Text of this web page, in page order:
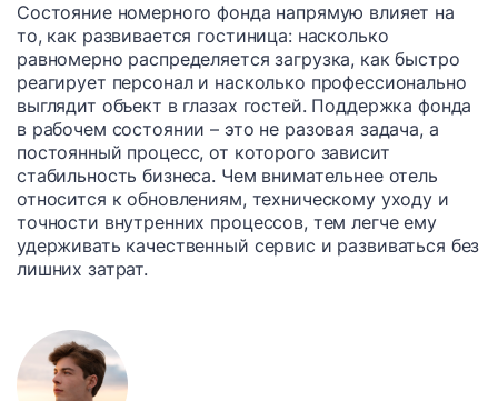
Состояние номерного фонда напрямую влияет на
то, как развивается гостиница: насколько
равномерно распределяется загрузка, как быстро
реагирует персонал и насколько профессионально
выглядит объект в глазах гостей. Поддержка фонда
в рабочем состоянии – это не разовая задача, а
постоянный процесс, от которого зависит
стабильность бизнеса. Чем внимательнее отель
относится к обновлениям, техническому уходу и
точности внутренних процессов, тем легче ему
удерживать качественный сервис и развиваться без
лишних затрат.